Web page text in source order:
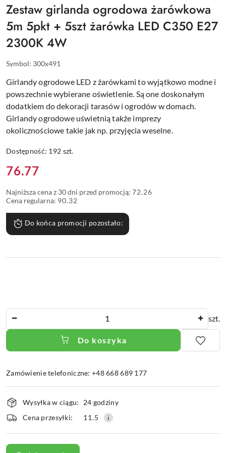
Zestaw girlanda ogrodowa żarówkowa
5m 5pkt + 5szt żarówka LED C350 E27
2300K 4W
Symbol: 300x491
Girlandy ogrodowe LED z żarówkami to wyjątkowo modne i
powszechnie wybierane oświetlenie. Są one doskonałym
dodatkiem do dekoracji tarasów i ogrodów w domach.
Girlandy ogrodowe uświetnią także imprezy
okolicznościowe takie jak np. przyjęcia weselne.
Dostępność: 192 szt.
Cena:
76.77
Najniższa cena z 30 dni przed promocją: 72.26
Cena regularna: 90.32
Do końca promocji pozostało:
szt.
Do koszyka
Zamówienie telefoniczne: +48 668 689 177
Dostępność
i
dostawa
Wysyłka w ciągu: 24 godziny
Cena przesyłki:
11.5